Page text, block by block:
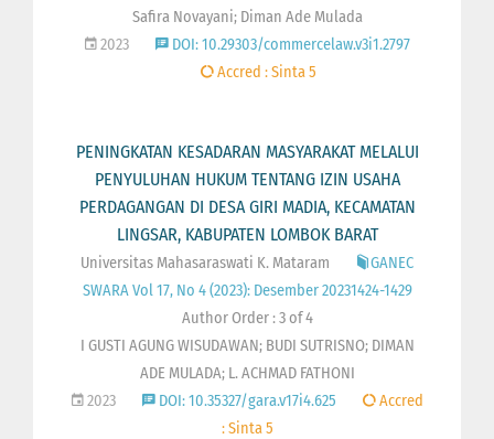
Safira Novayani; Diman Ade Mulada
2023
DOI: 10.29303/commercelaw.v3i1.2797
Accred : Sinta 5
PENINGKATAN KESADARAN MASYARAKAT MELALUI
PENYULUHAN HUKUM TENTANG IZIN USAHA
PERDAGANGAN DI DESA GIRI MADIA, KECAMATAN
LINGSAR, KABUPATEN LOMBOK BARAT
Universitas Mahasaraswati K. Mataram
GANEC
SWARA Vol 17, No 4 (2023): Desember 20231424-1429
Author Order : 3 of 4
I GUSTI AGUNG WISUDAWAN; BUDI SUTRISNO; DIMAN
ADE MULADA; L. ACHMAD FATHONI
2023
DOI: 10.35327/gara.v17i4.625
Accred
: Sinta 5